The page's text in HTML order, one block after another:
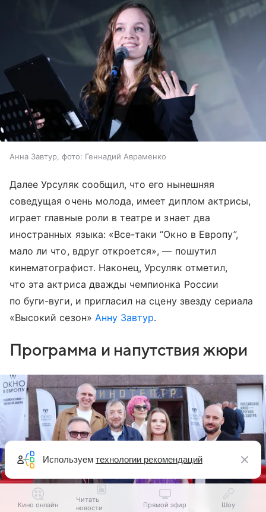
Анна Завтур, фото: Геннадий Авраменко
Далее Урсуляк сообщил, что его нынешняя
соведущая очень молода, имеет диплом актрисы,
играет главные роли в театре и знает два
иностранных языка: «Все-таки “Окно в Европу”,
мало ли что, вдруг откроется», — пошутил
кинематографист. Наконец, Урсуляк отметил,
что эта актриса дважды чемпионка России
по буги-вуги, и пригласил на сцену звезду сериала
«Высокий сезон» Анну Завтур.
Программа и напутствия жюри
Кино онлайн
Читать
новости
Прямой эфир Шоу
Используем технологии рекомендаций